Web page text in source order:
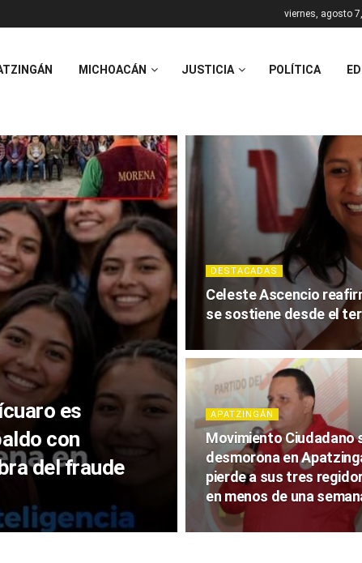
viernes, agosto
MICHOACÁN JUSTICIA POLÍTICA
es
con
del fraude
DESTACADAS
Celeste Ascencio
se sostiene desde el
APATZINGÁN
Movimiento Ciudadano
desmorona en
pierde a sus tres
en menos de una